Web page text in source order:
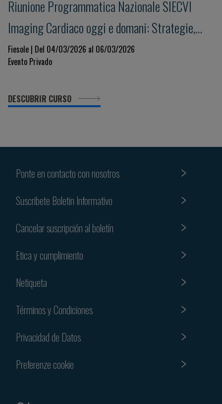
Riunione Programmatica Nazionale SIECVI
Imaging Cardiaco oggi e domani: Strategie,
Innovazione e Governance per un Sistema
Sostenibile
Fiesole | Del 04/03/2026 al 06/03/2026
Evento Privado
DESCUBRIR CURSO
Ponte en contacto con nosotros
Suscribete Boletin Informativo
Cancelar suscripción al boletín
Etica y cumplimiento
Netiqueta
Términos y Condiciones
Privacidad de Datos
Preferenze cookie